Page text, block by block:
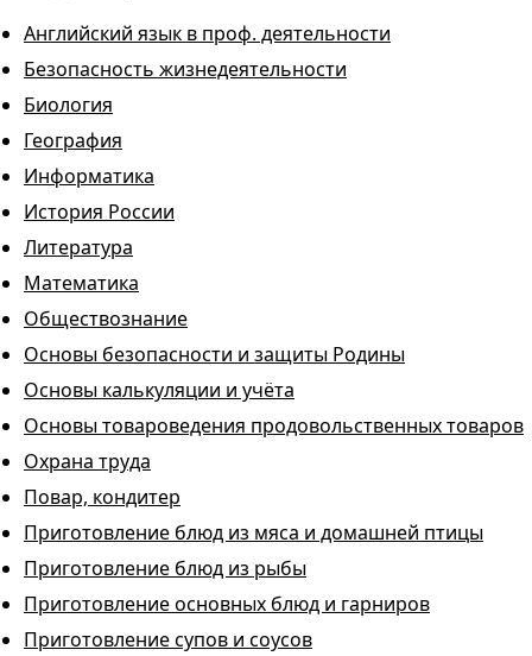
Английский язык в проф. деятельности
Безопасность жизнедеятельности
Биология
География
Информатика
История России
Литература
Математика
Обществознание
Основы безопасности и защиты Родины
Основы калькуляции и учёта
Основы товароведения продовольственных товаров
Охрана труда
Повар, кондитер
Приготовление блюд из мяса и домашней птицы
Приготовление блюд из рыбы
Приготовление основных блюд и гарниров
Приготовление супов и соусов